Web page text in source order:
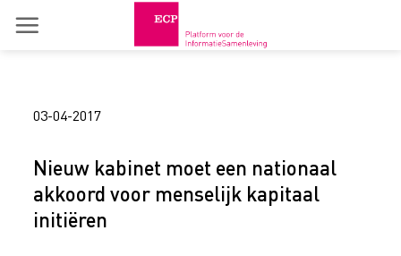
03-04-2017
Nieuw kabinet moet een nationaal
akkoord voor menselijk kapitaal
initiëren